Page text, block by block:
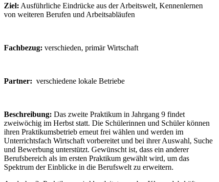
Ziel: Ausführliche Eindrücke aus der Arbeitswelt, Kennenlernen
von weiteren Berufen und Arbeitsabläufen
Fachbezug: verschieden, primär Wirtschaft
Partner: verschiedene lokale Betriebe
Beschreibung: Das zweite Praktikum in Jahrgang 9 findet
zweiwöchig im Herbst statt. Die Schülerinnen und Schüler können
ihren Praktikumsbetrieb erneut frei wählen und werden im
Unterrichtsfach Wirtschaft vorbereitet und bei ihrer Auswahl, Suche
und Bewerbung unterstützt. Gewünscht ist, dass ein anderer
Berufsbereich als im ersten Praktikum gewählt wird, um das
Spektrum der Einblicke in die Berufswelt zu erweitern.